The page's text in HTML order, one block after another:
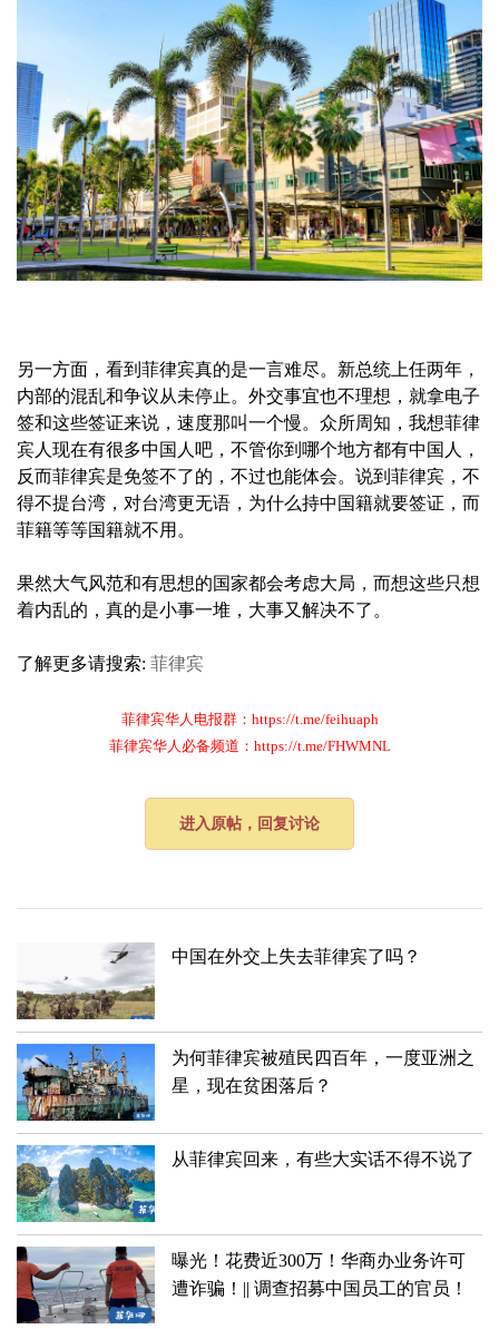
另一方面，看到菲律宾真的是一言难尽。新总统上任两年，
内部的混乱和争议从未停止。外交事宜也不理想，就拿电子
签和这些签证来说，速度那叫一个慢。众所周知，我想菲律
宾人现在有很多中国人吧，不管你到哪个地方都有中国人，
反而菲律宾是免签不了的，不过也能体会。说到菲律宾，不
得不提台湾，对台湾更无语，为什么持中国籍就要签证，而
菲籍等等国籍就不用。
果然大气风范和有思想的国家都会考虑大局，而想这些只想
着内乱的，真的是小事一堆，大事又解决不了。
了解更多请搜索: 菲律宾
菲律宾华人电报群：https://t.me/feihuaph
菲律宾华人必备频道：https://t.me/FHWMNL
进入原帖，回复讨论
中国在外交上失去菲律宾了吗？
为何菲律宾被殖民四百年，一度亚洲之
星，现在贫困落后？
从菲律宾回来，有些大实话不得不说了
曝光！花费近300万！华商办业务许可
遭诈骗！|| 调查招募中国员工的官员！